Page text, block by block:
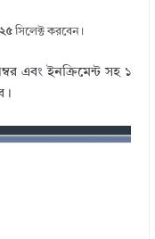
সিলেক্ট করবেন।
এবং ইনক্রিমেন্ট সহ ১